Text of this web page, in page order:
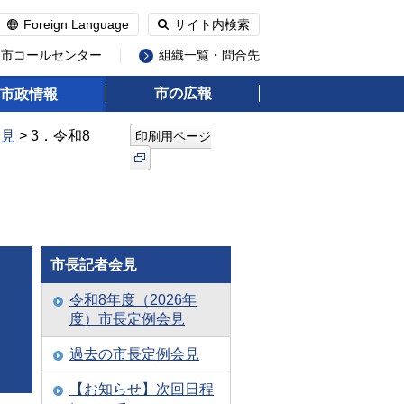
Foreign Language サイト内検索
コールセンター 組織一覧・問合先
市政情報 市の広報
> 3．令和8 印刷用ページ
市長記者会見
令和8年度（2026年
度）市長定例会見
過去の市長定例会見
【お知らせ】次回日程